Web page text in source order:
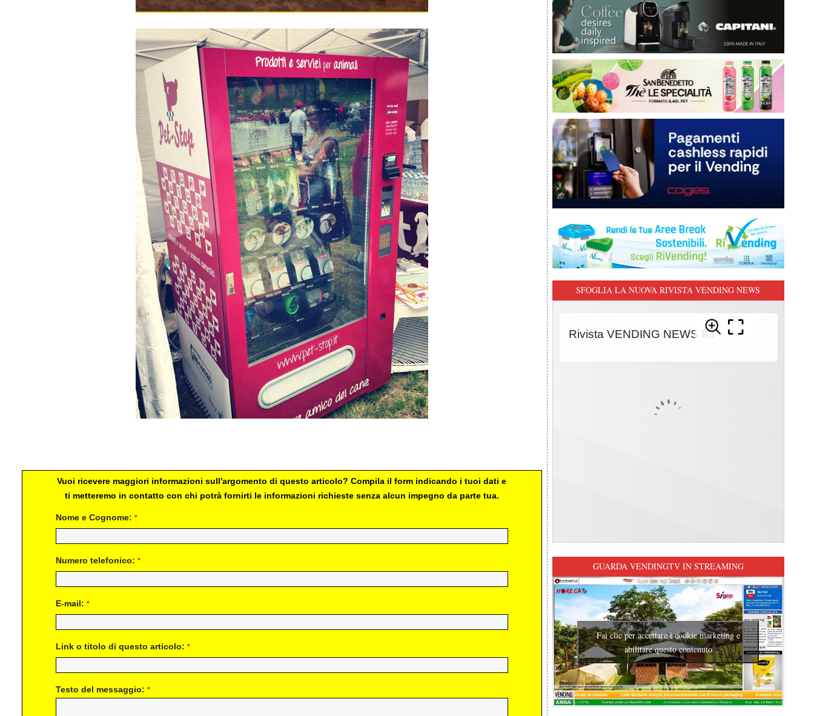
Vuoi ricevere maggiori informazioni sull'argomento di questo articolo? Compila il form indicando i tuoi dati e
ti metteremo in contatto con chi potrà fornirti le informazioni richieste senza alcun impegno da parte tua.
Nome e Cognome: *
Numero telefonico: *
E-mail: *
Link o titolo di questo articolo: *
Testo del messaggio: *
SFOGLIA LA NUOVA RIVISTA VENDING NEWS
GUARDA VENDINGTV IN STREAMING
Fai clic per accettare i cookie marketing e
abilitare questo contenuto